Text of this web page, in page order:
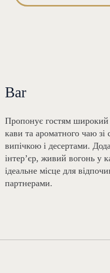
Bar
Пропонує гостям широкий
кави та ароматного чаю
випічкою і десертами.
інтер’єр, живий вогонь у
ідеальне місце для
партнерами.